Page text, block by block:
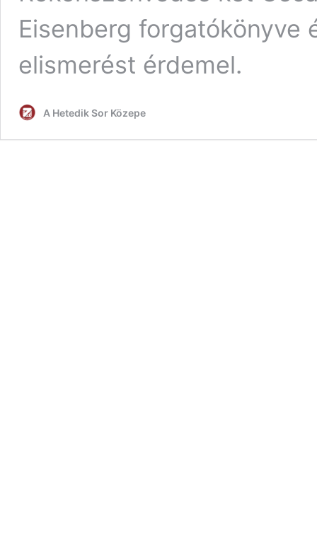
Eisenberg forgatókönyve
elismerést érdemel.
A Hetedik Sor Közepe